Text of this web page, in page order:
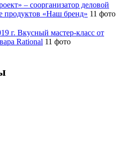
– соорганизатор деловой
продуктов «Наш бренд» 11 фото
г. Вкусный мастер-класс от
Rational 11 фото